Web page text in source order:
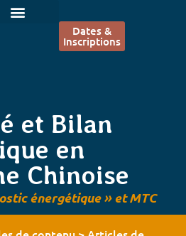
Dates &
Inscriptions
et Bilan
en
Chinoise
énergétique » et MTC